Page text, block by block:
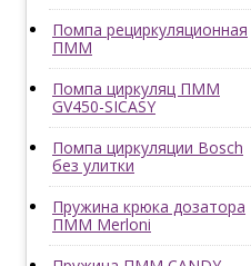
Помпа рециркуляционная
ПММ
Помпа циркуляц ПММ
GV450-SICASY
Помпа циркуляции Bosch
без улитки
Пружина крюка дозатора
ПММ Merloni